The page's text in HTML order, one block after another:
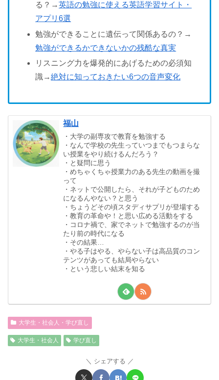
る？→英語の勉強に使える英語学習サイト・
アプリ6選
勉強ができることに遺伝って関係あるの？→
勉強ができるかできないかの残酷な真実
リスニング力を爆発的にあげるための必須知
識→絶対に知っておきたい6つの音声変化
福山
・大学の副専攻で教育を勉強する
・なんで学校の先生っていつまでもつまらな
い授業をやり続けるんだろう？
・と疑問に思う
・めちゃくちゃ授業力のある先生の動画を撮
って
・ネットで公開したら、それが子どものため
になるんやない？と思う
・ちょうどその頃スタディサプリが登場する
・教育の革命や！と思い広める活動をする
・コロナ禍で、家でネットで勉強するのが当
たり前の時代になる
・その結果…
・やる子はやる、やらない子は高品質のコン
テンツがあっても結局やらない
・という悲しい結末を知る
大学生・社会人・学び直し
大学生・社会人 学び直し
シェアする